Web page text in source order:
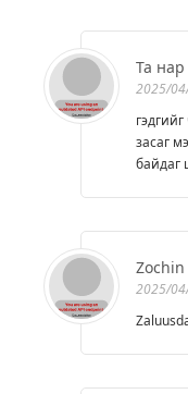
Та нар
2025/
засаг
байдаг
Zochin
2025/